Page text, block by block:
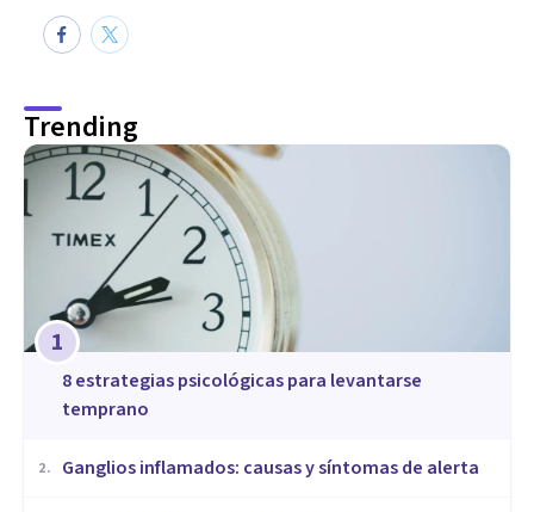
Trending
1
8 estrategias psicológicas para levantarse
temprano
2. Ganglios inflamados: causas y síntomas de alerta